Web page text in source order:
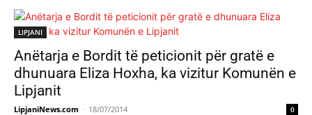
LIPJANI
Anëtarja e Bordit të peticionit për gratë e
dhunuara Eliza Hoxha, ka vizitur Komunën e
Lipjanit
LipjaniNews.com - 18/07/2014 0